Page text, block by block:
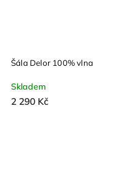
Šála Delor 100% vlna
Skladem
2 290 Kč